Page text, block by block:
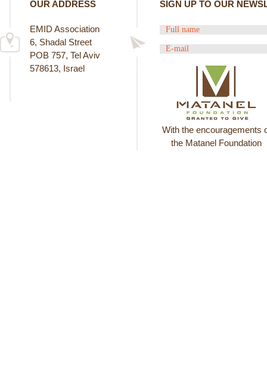
OUR ADDRESS
EMID Association
6, Shadal Street
POB 757, Tel Aviv
578613, Israel
SIGN UP TO OUR
With the encouragements
the Matanel Foundation